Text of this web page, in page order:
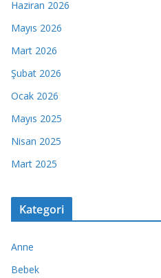
Haziran 2026
Mayıs 2026
Mart 2026
Şubat 2026
Ocak 2026
Mayıs 2025
Nisan 2025
Mart 2025
Kategori
Anne
Bebek